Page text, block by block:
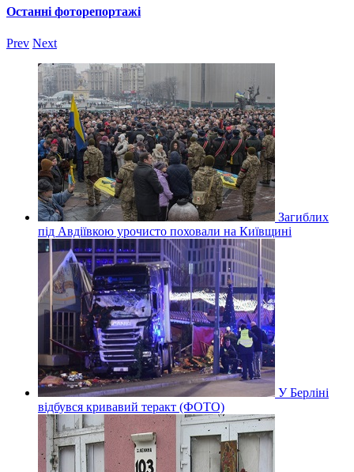
Останні фоторепортажі
Prev Next
Загиблих
під Авдіївкою урочисто поховали на Київщині
У Берліні
відбувся кривавий теракт (ФОТО)